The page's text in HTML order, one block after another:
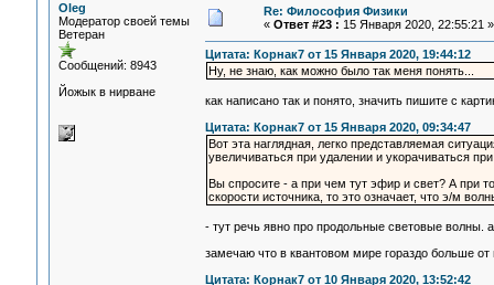
Oleg
Модератор своей темы
Ветеран
Сообщений: 8943
Йожык в нирване
Re: Философия Физики
« Ответ #23 : 15 Января 2020, 22:55:21 »
Цитата: Корнак7 от 15 Января 2020, 19:44:12
Ну, не знаю, как можно было так меня понять...
как написано так и понято, значить пишите с
Цитата: Корнак7 от 15 Января 2020, 09:34:47
Вот эта наглядная, легко представляемая
увеличиваться при удалении и укорачиваться
Вы спросите - а при чем тут эфир и свет? А при
скорости источника, то это означает, что э/м
- тут речь явно про продольные световые волны.
замечаю что в квантовом мире гораздо больше
Цитата: Корнак7 от 10 Января 2020, 13:52:42